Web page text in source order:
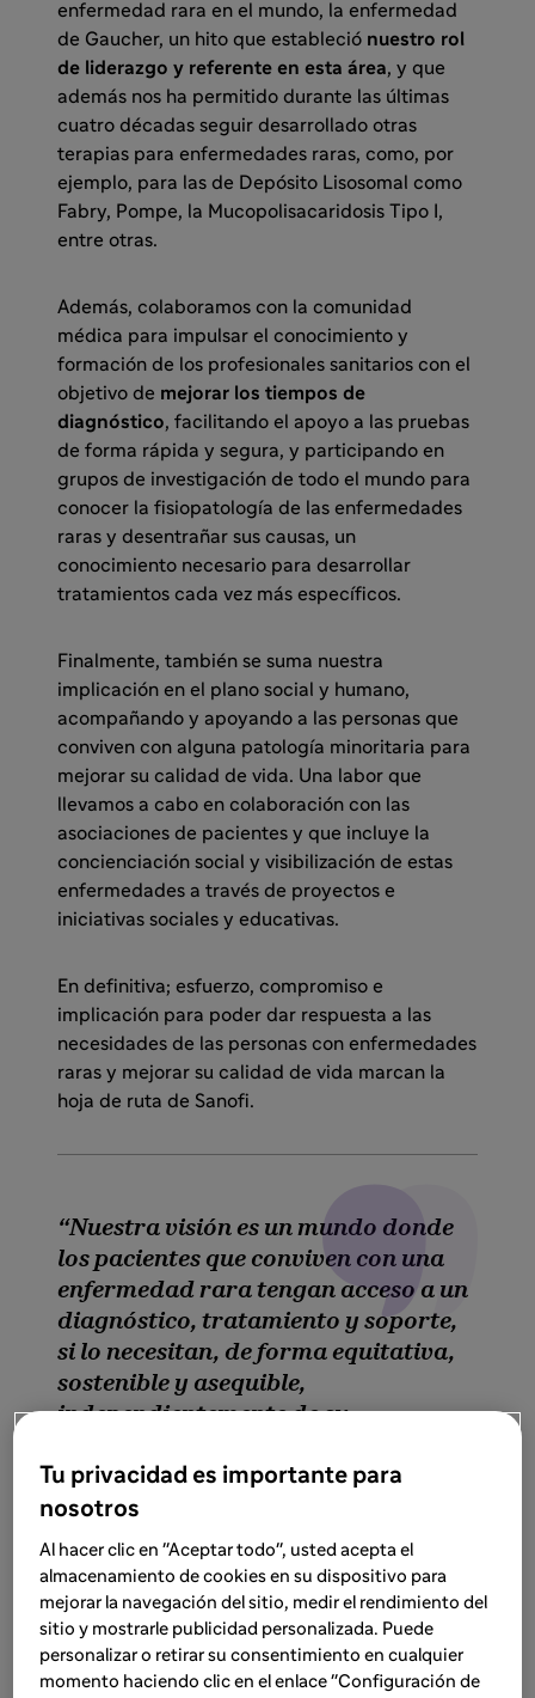
enfermedad rara en el mundo, la enfermedad
de Gaucher, un hito que estableció nuestro rol
de liderazgo y referente en esta área, y que
además nos ha permitido durante las últimas
cuatro décadas seguir desarrollado otras
terapias para enfermedades raras, como, por
ejemplo, para las de Depósito Lisosomal como
Fabry, Pompe, la Mucopolisacaridosis Tipo I,
entre otras.
Además, colaboramos con la comunidad
médica para impulsar el conocimiento y
formación de los profesionales sanitarios con el
objetivo de mejorar los tiempos de
diagnóstico, facilitando el apoyo a las pruebas
de forma rápida y segura, y participando en
grupos de investigación de todo el mundo para
conocer la fisiopatología de las enfermedades
raras y desentrañar sus causas, un
conocimiento necesario para desarrollar
tratamientos cada vez más específicos.
Finalmente, también se suma nuestra
implicación en el plano social y humano,
acompañando y apoyando a las personas que
conviven con alguna patología minoritaria para
mejorar su calidad de vida. Una labor que
llevamos a cabo en colaboración con las
asociaciones de pacientes y que incluye la
concienciación social y visibilización de estas
enfermedades a través de proyectos e
iniciativas sociales y educativas.
En definitiva; esfuerzo, compromiso e
implicación para poder dar respuesta a las
necesidades de las personas con enfermedades
raras y mejorar su calidad de vida marcan la
hoja de ruta de Sanofi.
Nuestra visión es un mundo donde
los pacientes que conviven con una
enfermedad rara tengan acceso a un
diagnóstico, tratamiento y soporte,
si lo necesitan, de forma equitativa,
sostenible y asequible,
independientemente de su
adquisitiva.
Tu privacidad es importante para
nosotros
Al hacer clic en "Aceptar todo", usted acepta el
almacenamiento de cookies en su dispositivo para
mejorar la navegación del sitio, medir el rendimiento del
sitio y mostrarle publicidad personalizada. Puede
personalizar o retirar su consentimiento en cualquier
momento haciendo clic en el enlace "Configuración de